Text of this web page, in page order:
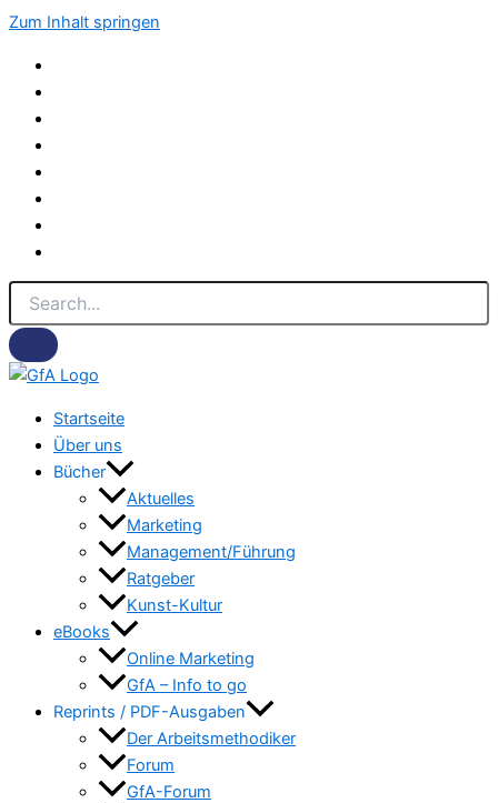
Zum Inhalt springen
Startseite
Über uns
Bücher
Aktuelles
Marketing
Management/Führung
Ratgeber
Kunst-Kultur
eBooks
Online Marketing
GfA – Info to go
Reprints / PDF-Ausgaben
Der Arbeitsmethodiker
Forum
GfA-Forum